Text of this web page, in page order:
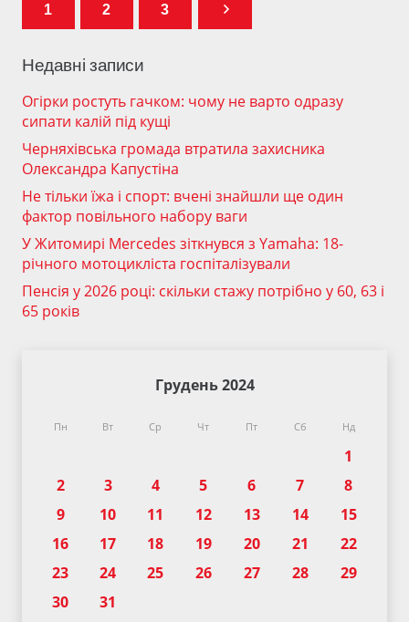
1 2 3
Недавні записи
Огірки ростуть гачком: чому не варто одразу
сипати калій під кущі
Черняхівська громада втратила захисника
Олександра Капустіна
Не тільки їжа і спорт: вчені знайшли ще один
фактор повільного набору ваги
У Житомирі Mercedes зіткнувся з Yamaha: 18-
річного мотоцикліста госпіталізували
Пенсія у 2026 році: скільки стажу потрібно у 60, 63 і
65 років
Грудень 2024
Пн Вт Ср Чт Пт Сб Нд
1
2
3 4 5 6 7
8
9
10 11 12 13 14
15
16
17 18 19 20 21
22
23
24 25 26 27 28
29
30
31